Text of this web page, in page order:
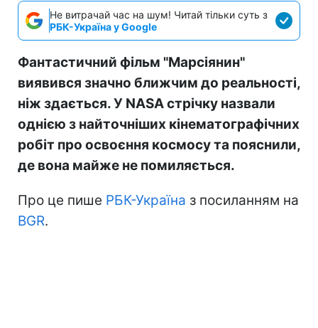
Не витрачай час на шум! Читай тільки суть з
РБК-Україна у Google
Фантастичний фільм "Марсіянин"
виявився значно ближчим до реальності,
ніж здається. У NASA стрічку назвали
однією з найточніших кінематографічних
робіт про освоєння космосу та пояснили,
де вона майже не помиляється.
Про це пише РБК-Україна з посиланням на
BGR.